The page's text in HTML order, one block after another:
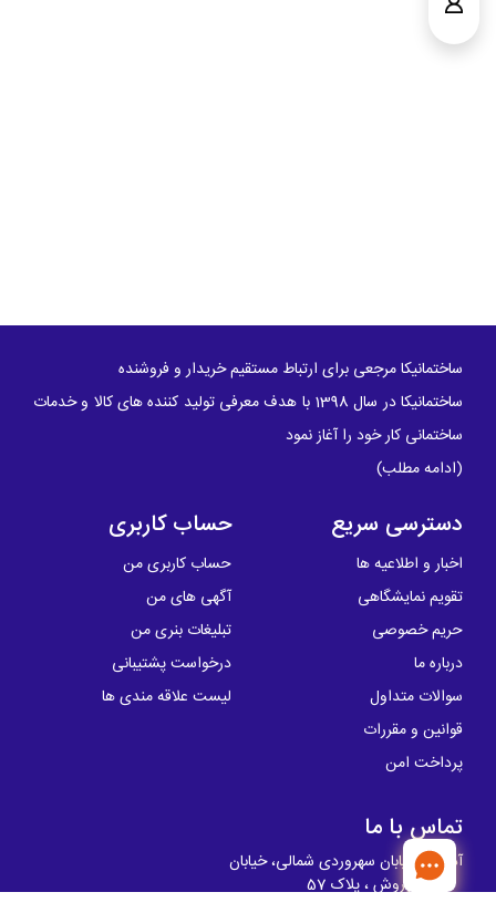
ساختمانیکا مرجعی برای ارتباط مستقیم خریدار و فروشنده
ساختمانیکا در سال 1398 با هدف معرفی تولید کننده های کالا و خدمات
ساختمانی کار خود را آغاز نمود
(ادامه مطلب)
دسترسی سریع
اخبار و اطلاعیه ها
تقویم نمایشگاهی
حریم خصوصی
درباره ما
سوالات متداول
قوانین و مقررات
پرداخت امن
حساب کاربری
حساب کاربری من
آگهی های من
تبلیغات بنری من
درخواست پشتیبانی
لیست علاقه مندی ها
تماس با ما
آدرس: خیابان سهروردی شمالی، خیابان
کوروش ، پلاک 57